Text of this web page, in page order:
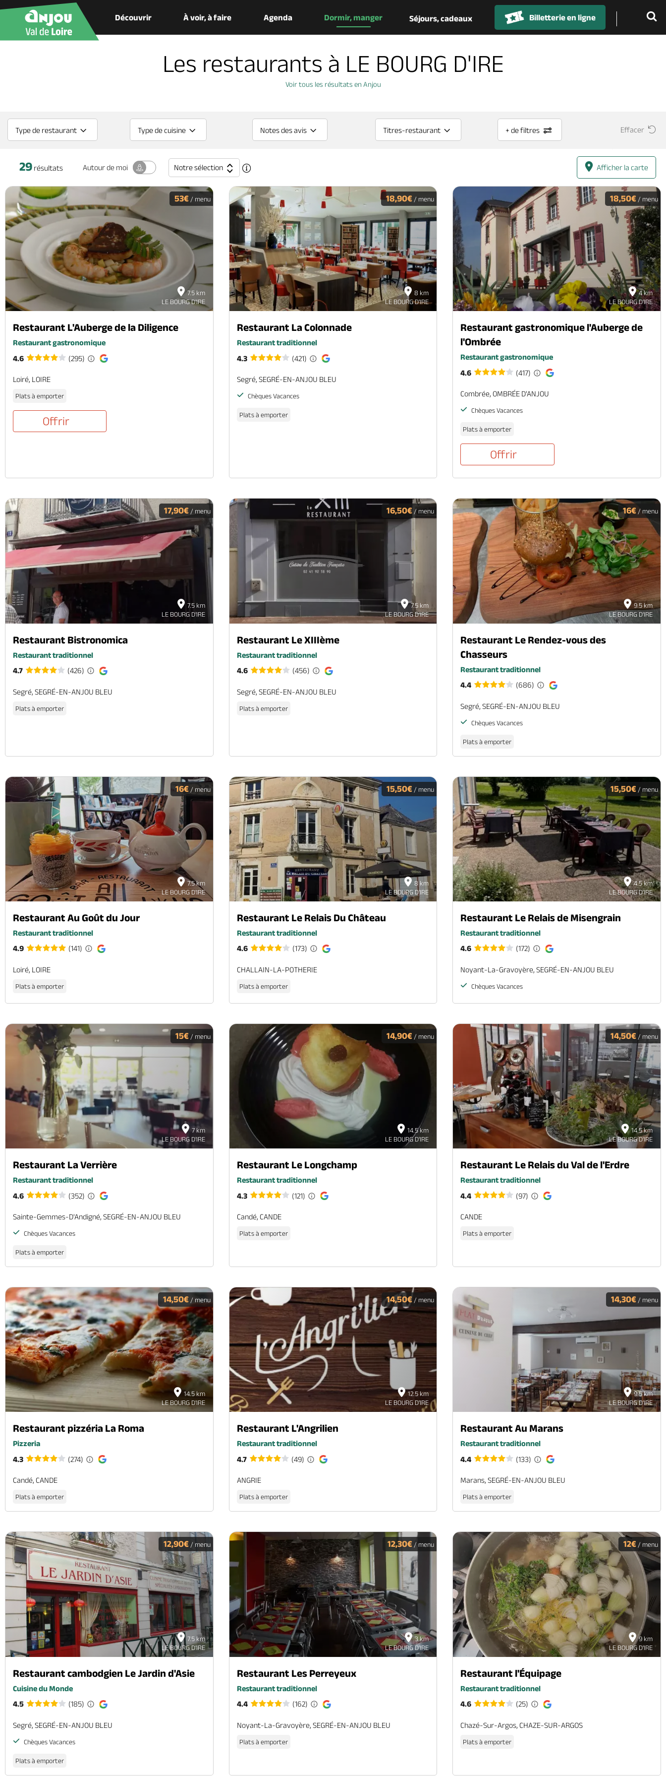
Découvrir À voir, à faire Agenda Dormir, manger Séjours, cadeaux Billetterie en ligne
Les restaurants à LE BOURG D'IRE
Voir tous les résultats en Anjou
Type de restaurant Type de cuisine Notes des avis Titres-restaurant + de filtres Effacer
29 résultats Autourde moi Notre sélection Afficher la carte
7.5 km
LE BOURG D'IRE
53€ / menu
Restaurant L'Auberge de la Diligence
Restaurant gastronomique
4.6
(295)
Loiré, LOIRE
Plats à emporter
Offrir
8 km
LE BOURG D'IRE
18,90€ / menu
Restaurant La Colonnade
Restaurant traditionnel
4.3
(421)
Segré, SEGRÉ-EN-ANJOU BLEU
Chèques Vacances
Plats à emporter
4 km
LE BOURG D'IRE
18,50€ / menu
Restaurant gastronomique l'Auberge de
l'Ombrée
Restaurant gastronomique
4.6
(417)
Combrée, OMBRÉE D'ANJOU
Chèques Vacances
Plats à emporter
Offrir
7.5 km
LE BOURG D'IRE
17,90€/ menu
Restaurant Bistronomica
Restaurant traditionnel
4.7
(426)
Segré, SEGRÉ-EN-ANJOU BLEU
Plats à emporter
7.5 km
LE BOURG D'IRE
16,50€ / menu
Restaurant Le XIIIème
Restaurant traditionnel
4.6
(456)
Segré, SEGRÉ-EN-ANJOU BLEU
Plats à emporter
9.5 km
LE BOURG D'IRE
16€ / menu
Restaurant Le Rendez-vous des
Chasseurs
Restaurant traditionnel
4.4
(686)
Segré, SEGRÉ-EN-ANJOU BLEU
Chèques Vacances
Plats à emporter
7.5 km
LE BOURG D'IRE
16€/ menu
Restaurant Au Goût du Jour
Restaurant traditionnel
4.9
(141)
Loiré, LOIRE
Plats à emporter
8 km
LE BOURG D'IRE
15,50€ / menu
Restaurant Le Relais Du Château
Restaurant traditionnel
4.6
(173)
CHALLAIN-LA-POTHERIE
Plats à emporter
4.5 km
LE BOURG D'IRE
15,50€/ menu
Restaurant Le Relais de Misengrain
Restaurant traditionnel
4.6
(172)
Noyant-La-Gravoyère, SEGRÉ-EN-ANJOU BLEU
Chèques Vacances
7 km
LE BOURG D'IRE
15€/ menu
Restaurant La Verrière
Restaurant traditionnel
4.6
(352)
Sainte-Gemmes-D'Andigné, SEGRÉ-EN-ANJOU BLEU
Chèques Vacances
Plats à emporter
14.5 km
LE BOURG D'IRE
14,90€ / menu
Restaurant Le Longchamp
Restaurant traditionnel
4.3
(121)
Candé, CANDE
Plats à emporter
14.5 km
LE BOURG D'IRE
14,50€/ menu
Restaurant Le Relais du Val de l'Erdre
Restaurant traditionnel
4.4
(97)
CANDE
Plats à emporter
14.5 km
LE BOURG D'IRE
14,50€/ menu
Restaurant pizzéria La Roma
Pizzeria
4.3
(274)
Candé, CANDE
Plats à emporter
12.5 km
LE BOURG D'IRE
14,50€ / menu
Restaurant L'Angrilien
Restaurant traditionnel
4.7
(49)
ANGRIE
Plats à emporter
9.5 km
LE BOURG D'IRE
14,30€/ menu
Restaurant Au Marans
Restaurant traditionnel
4.4
(133)
Marans, SEGRÉ-EN-ANJOU BLEU
Plats à emporter
7.5 km
LE BOURG D'IRE
12,90€/ menu
Restaurant cambodgien Le Jardin d'Asie
Cuisine du Monde
4.5
(185)
Segré, SEGRÉ-EN-ANJOU BLEU
Chèques Vacances
Plats à emporter
3 km
LE BOURG D'IRE
12,30€ / menu
Restaurant Les Perreyeux
Restaurant traditionnel
4.4
(162)
Noyant-La-Gravoyère, SEGRÉ-EN-ANJOU BLEU
Plats à emporter
9 km
LE BOURG D'IRE
12€/ menu
Restaurant l'Équipage
Restaurant traditionnel
4.6
(25)
Chazé-Sur-Argos, CHAZE-SUR-ARGOS
Plats à emporter